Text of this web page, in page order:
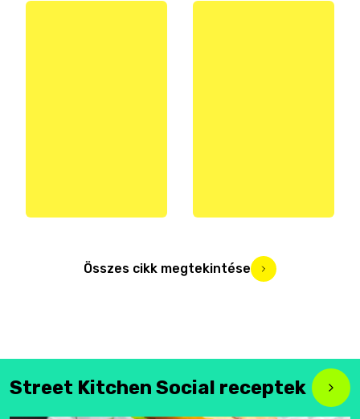
Összes cikk megtekintése
Street Kitchen Social receptek